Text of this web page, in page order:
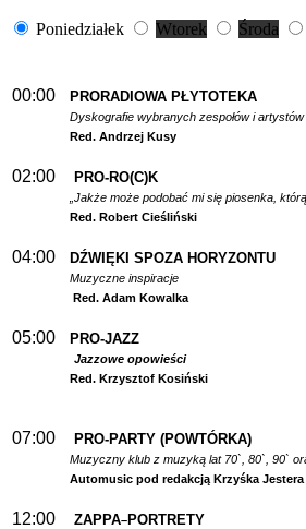
Poniedziałek Wtorek Środa
00:00 PRORADIOWA PŁYTOTEKA
Dyskografie wybranych zespołów i artystów
Red. Andrzej Kusy
02:00 PRO-RO(C)K
„Jakże może podobać mi się piosenka,
Red. Robert Cieśliński
04:00 DŹWIĘKI SPOZA HORYZONTU
Muzyczne inspiracje
Red. Adam Kowalka
05:00 PRO-JAZZ
Jazzowe opowieści
Red. Krzysztof Kosiński
07:00 PRO-PARTY (POWTÓRKA)
Muzyczny klub z muzyką lat 70`, 80`, 90`
Automusic pod redakcją Krzyśka Jestera
12:00 ZAPPA–PORTRETY